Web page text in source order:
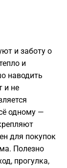
и заботу о
и
наводить
и не
одному —
для покупок
Полезно
прогулка,